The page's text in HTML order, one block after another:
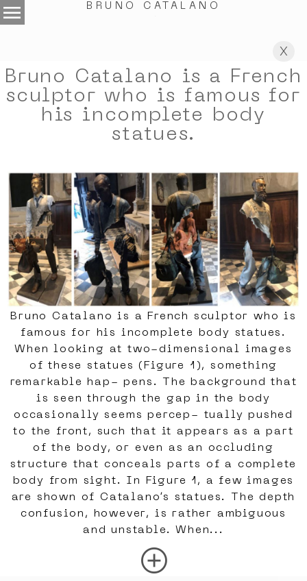
menu BRUNO CATALANO
X
Bruno Catalano is a French
sculptor who is famous for
his incomplete body
statues.
Bruno Catalano is a French sculptor who is
famous for his incomplete body statues.
When looking at two-dimensional images
of these statues (Figure 1), something
remarkable hap- pens. The background that
is seen through the gap in the body
occasionally seems percep- tually pushed
to the front, such that it appears as a part
of the body, or even as an occluding
structure that conceals parts of a complete
body from sight. In Figure 1, a few images
are shown of Catalano’s statues. The depth
confusion, however, is rather ambiguous
and unstable. When...
add_circle